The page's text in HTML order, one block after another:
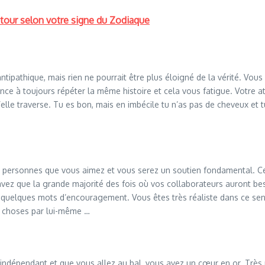
selon votre signe du Zodiaque
mais rien ne pourrait être plus éloigné de la vérité.
à toujours répéter la même histoire et cela vous fatigue. Votre
traverse. Tu es bon, mais en imbécile tu n’as pas de cheveux
que vous aimez et vous serez un soutien fondamental.
que la grande majorité des fois où vos collaborateurs auront
mots d’encouragement. Vous êtes très réaliste dans ce
par lui-même …
et que vous allez au bal, vous avez un cœur en or.